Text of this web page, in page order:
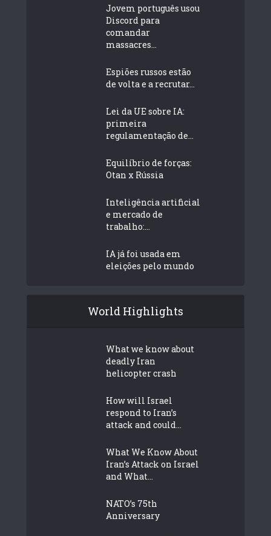
Jovem português usou
Discord para
comandar
massacres...
Espiões russos estão
de volta e a recrutar...
Lei da UE sobre IA:
primeira
regulamentação de...
Equilíbrio de forças:
Otan x Rússia
Inteligência artificial
e mercado de
trabalho:...
IA já foi usada em
eleições pelo mundo
World Highlights
What we know about
deadly Iran
helicopter crash
How will Israel
respond to Iran’s
attack and could...
What We Know About
Iran’s Attack on Israel
and What...
NATO’s 75th
Anniversary